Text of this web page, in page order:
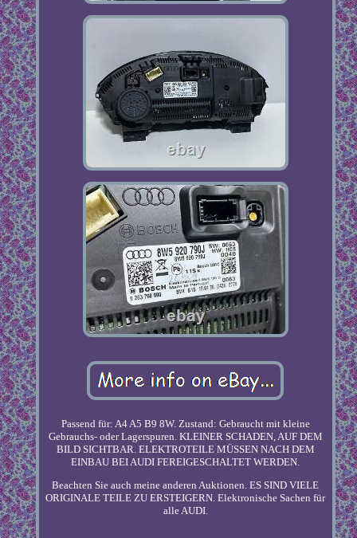
Passend für: A4 A5 B9 8W. Zustand: Gebraucht mit kleine
Gebrauchs- oder Lagerspuren. KLEINER SCHADEN, AUF DEM
BILD SICHTBAR. ELEKTROTEILE MÜSSEN NACH DEM
EINBAU BEI AUDI FEREIGESCHALTET WERDEN.
Beachten Sie auch meine anderen Auktionen. ES SIND VIELE
ORIGINALE TEILE ZU ERSTEIGERN. Elektronische Sachen für
alle AUDI.